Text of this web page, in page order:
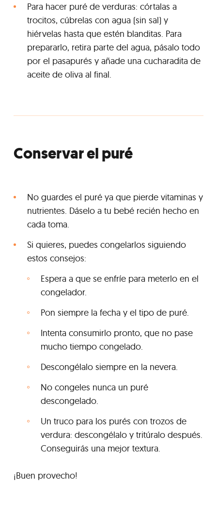
Para hacer puré de verduras: córtalas a
trocitos, cúbrelas con agua (sin sal) y
hiérvelas hasta que estén blanditas. Para
prepararlo, retira parte del agua, pásalo todo
por el pasapurés y añade una cucharadita de
aceite de oliva al final.
Conservar el puré
No guardes el puré ya que pierde vitaminas y
nutrientes. Dáselo a tu bebé recién hecho en
cada toma.
Si quieres, puedes congelarlos siguiendo
estos consejos:
Espera a que se enfríe para meterlo en el
congelador.
Pon siempre la fecha y el tipo de puré.
Intenta consumirlo pronto, que no pase
mucho tiempo congelado.
Descongélalo siempre en la nevera.
No congeles nunca un puré
descongelado.
Un truco para los purés con trozos de
verdura: descongélalo y tritúralo después.
Conseguirás una mejor textura.
¡Buen provecho!